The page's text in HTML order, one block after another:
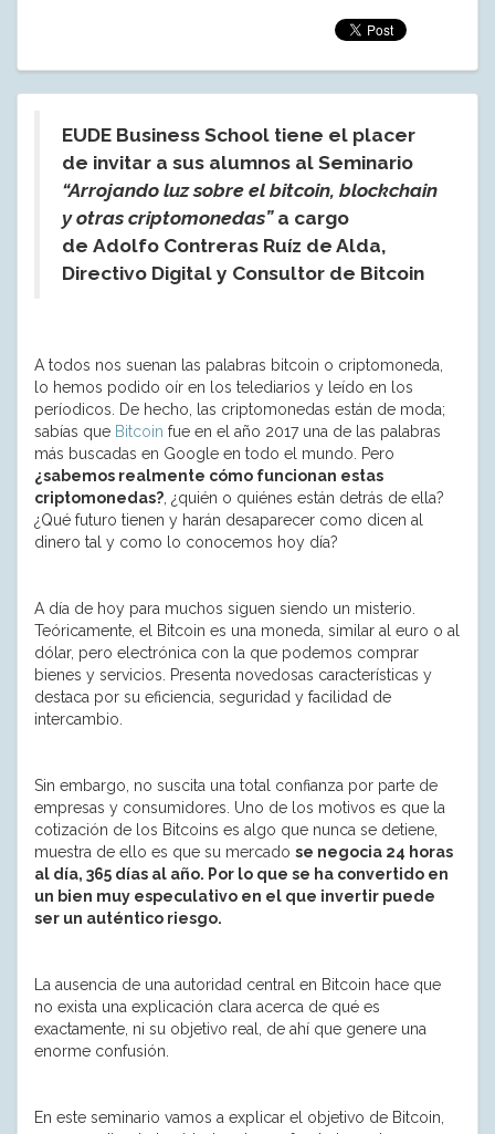
EUDE Business School tiene el placer
de invitar a sus alumnos al Seminario
“Arrojando luz sobre el bitcoin, blockchain
y otras criptomonedas” a cargo
de Adolfo Contreras Ruíz de Alda,
Directivo Digital y Consultor de Bitcoin
A todos nos suenan las palabras bitcoin o criptomoneda,
lo hemos podido oír en los telediarios y leído en los
períodicos. De hecho, las criptomonedas están de moda;
sabías que Bitcoin fue en el año 2017 una de las palabras
más buscadas en Google en todo el mundo. Pero
¿sabemos realmente cómo funcionan estas
criptomonedas? , ¿quién o quiénes están detrás de ella?
¿Qué futuro tienen y harán desaparecer como dicen al
dinero tal y como lo conocemos hoy día?
A día de hoy para muchos siguen siendo un misterio.
Teóricamente, el Bitcoin es una moneda, similar al euro o al
dólar, pero electrónica con la que podemos comprar
bienes y servicios. Presenta novedosas características y
destaca por su eficiencia, seguridad y facilidad de
intercambio.
Sin embargo, no suscita una total confianza por parte de
empresas y consumidores. Uno de los motivos es que la
cotización de los Bitcoins es algo que nunca se detiene,
muestra de ello es que su mercado se negocia 24 horas
al día, 365 días al año. Por lo que se ha convertido en
un bien muy especulativo en el que invertir puede
ser un auténtico riesgo.
La ausencia de una autoridad central en Bitcoin hace que
no exista una explicación clara acerca de qué es
exactamente, ni su objetivo real, de ahí que genere una
enorme confusión.
En este seminario vamos a explicar el objetivo de Bitcoin,